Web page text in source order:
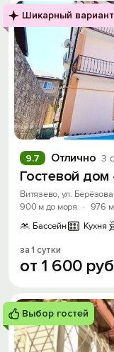
Шикарный вариант
Отлично 3
9.7
Гостевой дом
Витязево, ул.
900 м до моря
· 976 м
Бассейн
Кухня
за 1 сутки
от 1 600
Выбор гостей